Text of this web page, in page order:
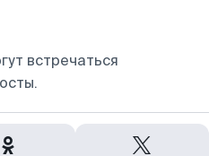
встречаться